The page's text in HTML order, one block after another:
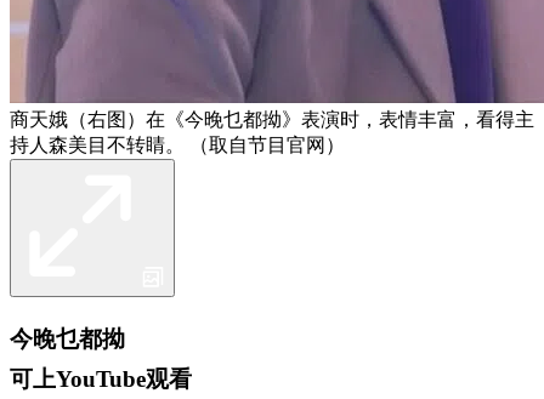
商天娥（右图）在《今晚乜都拗》表演时，表情丰富，看得主
持人森美目不转睛。 （取自节目官网）
今晚乜都拗
可上YouTube观看